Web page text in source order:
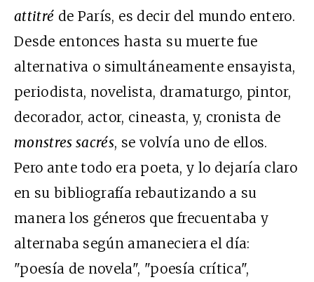
attitré de París, es decir del mundo entero.
Desde entonces hasta su muerte fue
alternativa o simultáneamente ensayista,
periodista, novelista, dramaturgo, pintor,
decorador, actor, cineasta, y, cronista de
monstres sacrés, se volvía uno de ellos.
Pero ante todo era poeta, y lo dejaría claro
en su bibliografía rebautizando a su
manera los géneros que frecuentaba y
alternaba según amaneciera el día:
"poesía de novela", "poesía crítica",